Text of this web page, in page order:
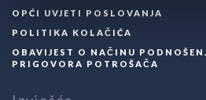
OPĆI UVJETI POSLOVANJA
POLITIKA KOLAČIĆA
OBAVIJEST O NAČINU
PRIGOVORA POTROŠAČA